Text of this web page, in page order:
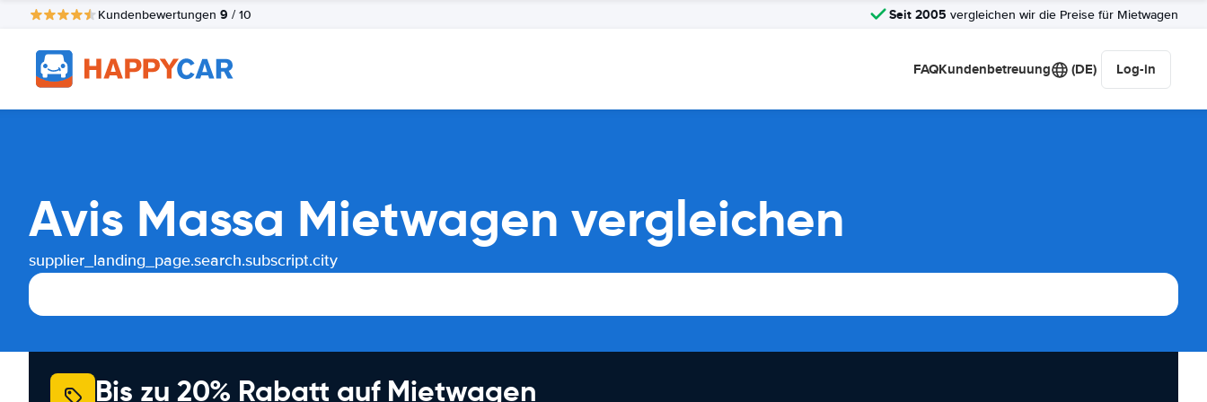
Kundenbewertungen 9 / 10 Seit 2005 vergleichen wir die Preise für Mietwagen
FAQKundenbetreuung (DE) Log-in
Avis Massa Mietwagen vergleichen
supplier_landing_page.search.subscript.city
Bis zu 20% Rabatt auf Mietwagen